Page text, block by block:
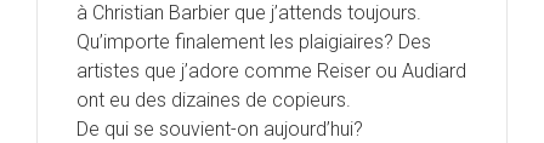
à Christian Barbier que j’attends toujours.
Qu’importe finalement les plaigiaires? Des
artistes que j’adore comme Reiser ou Audiard
ont eu des dizaines de copieurs.
De qui se souvient-on aujourd’hui?